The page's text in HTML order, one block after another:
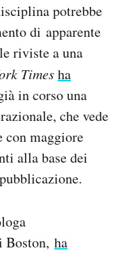
potrebbe
di apparente
riviste a una
Timesha
in corso una
che vede
maggiore
alla base dei
Boston, ha